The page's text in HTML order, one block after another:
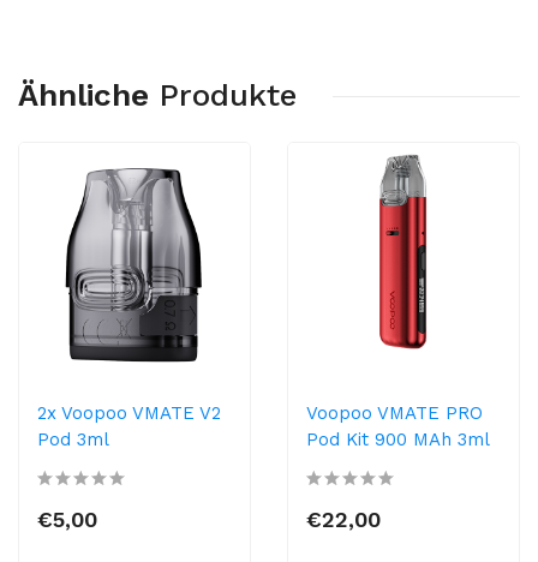
Ähnliche Produkte
2x Voopoo VMATE V2
Pod 3ml
€5,00
Voopoo VMATE PRO
Pod Kit 900 MAh 3ml
€22,00